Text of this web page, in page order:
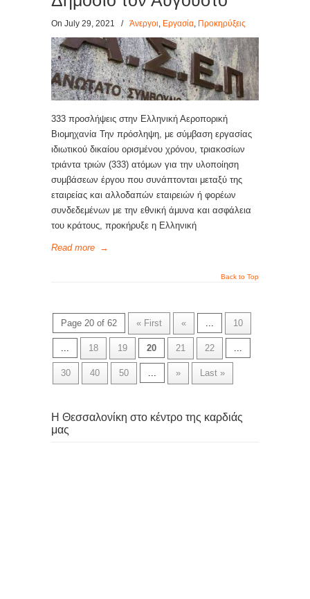
On July 29, 2021 / Άνεργοι, Εργασία, Προκηρύξεις
333 προσλήψεις στην Ελληνική Αεροπορική
Βιομηχανία Την πρόσληψη, με σύμβαση εργασίας
ιδιωτικού δικαίου ορισμένου χρόνου, τριακοσίων
τριάντα τριών (333) ατόμων για την υλοποίηση
συμβάσεων έργου που συνάπτονται μεταξύ της
εταιρείας και αλλοδαπών εταιρειών ή φορέων
συνδεδεμένων με την εθνική άμυνα και ασφάλεια
του κράτους, προκήρυξε η Ελληνική
Read more →
Back to Top
Page 20 of 62 « First « ... 10
... 18 19 20 21 22 ...
30 40 50 ... » Last »
Η Θεσσαλονίκη στο κέντρο της καρδιάς
μας